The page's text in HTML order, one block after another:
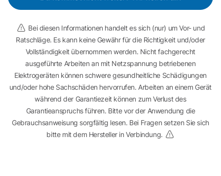
Bei diesen Informationen handelt es sich (nur) um Vor- und
Ratschläge. Es kann keine Gewähr für die Richtigkeit und/oder
Vollständigkeit übernommen werden. Nicht fachgerecht
ausgeführte Arbeiten an mit Netzspannung betriebenen
Elektrogeräten können schwere gesundheitliche Schädigungen
und/oder hohe Sachschäden hervorrufen. Arbeiten an einem Gerät
während der Garantiezeit können zum Verlust des
Garantieanspruchs führen. Bitte vor der Anwendung die
Gebrauchsanweisung sorgfältig lesen. Bei Fragen setzen Sie sich
bitte mit dem Hersteller in Verbindung.